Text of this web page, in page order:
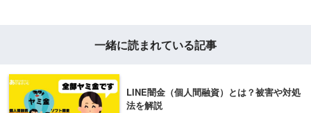
一緒に読まれている記事
LINE闇金（個人間融資）とは？被害や対処
法を解説